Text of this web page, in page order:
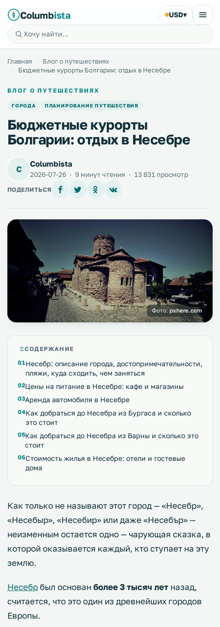
Columbista USD▾
Главная
Блог о путешествиях
Бюджетные курорты Болгарии: отдых в Несебре
БЛОГ О ПУТЕШЕСТВИЯХ
ГОРОДА ПЛАНИРОВАНИЕ ПУТЕШЕСТВИЯ
Бюджетные курорты
Болгарии: отдых в Несебре
C
Columbista
2026-07-26 · 9 минут чтения · 13 831 просмотр
ПОДЕЛИТЬСЯ
Фото:pxhere.com
СОДЕРЖАНИЕ
Несебр: описание города, достопримечательности,
пляжи, куда сходить, чем заняться
Цены на питание в Несебре: кафе и магазины
Аренда автомобиля в Несебре
Как добраться до Несебра из Бургаса и сколько
это стоит
Как добраться до Несебра из Варны и сколько это
стоит
Стоимость жилья в Несебре: отели и гостевые
дома
Как только не называют этот город — «Несебр»,
«Несебыр», «Несебир» или даже «Несебър» —
неизменным остается одно — чарующая сказка, в
которой оказывается каждый, кто ступает на эту
землю.
Несебрбыл основан более 3 тысяч лет назад,
считается, что это один из древнейших городов
Европы.